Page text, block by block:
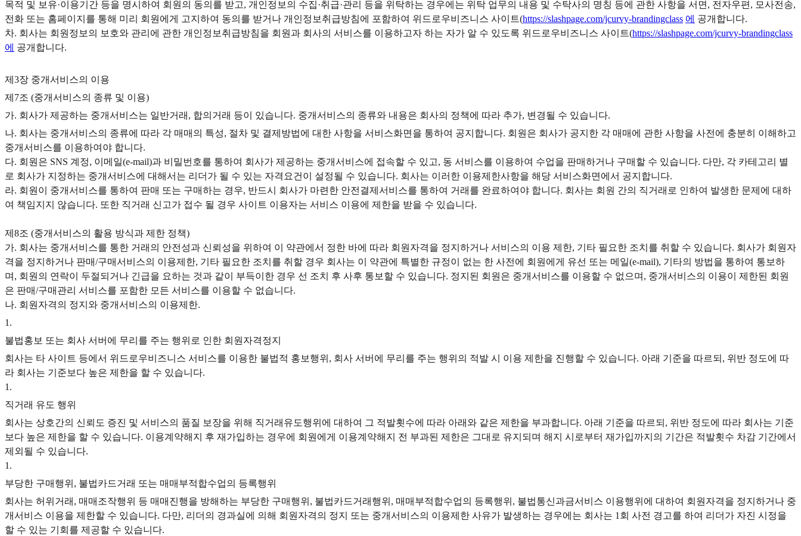
목적 및 보유·이용기간 등을 명시하여 회원의 동의를 받고, 개인정보의 수집·취급·관리 등을 위탁하는 경우에는 위탁 업무의 내용 및 수탁사의 명칭 등에 관한 사항을 서면, 전자우편, 모사전송,
전화 또는 홈페이지를 통해 미리 회원에게 고지하여 동의를 받거나 개인정보취급방침에 포함하여 위드로우비즈니스 사이트(https://slashpage.com/jcurvy-brandingclass 에 공개합니다.
차. 회사는 회원정보의 보호와 관리에 관한 개인정보취급방침을 회원과 회사의 서비스를 이용하고자 하는 자가 알 수 있도록 위드로우비즈니스 사이트(https://slashpage.com/jcurvy-brandingclass
에 공개합니다.
제3장 중개서비스의 이용
제7조 (중개서비스의 종류 및 이용)
가. 회사가 제공하는 중개서비스는 일반거래, 합의거래 등이 있습니다. 중개서비스의 종류와 내용은 회사의 정책에 따라 추가, 변경될 수 있습니다.
나. 회사는 중개서비스의 종류에 따라 각 매매의 특성, 절차 및 결제방법에 대한 사항을 서비스화면을 통하여 공지합니다. 회원은 회사가 공지한 각 매매에 관한 사항을 사전에 충분히 이해하고
중개서비스를 이용하여야 합니다.
다. 회원은 SNS 계정, 이메일(e-mail)과 비밀번호를 통하여 회사가 제공하는 중개서비스에 접속할 수 있고, 동 서비스를 이용하여 수업을 판매하거나 구매할 수 있습니다. 다만, 각 카테고리 별
로 회사가 지정하는 중개서비스에 대해서는 리더가 될 수 있는 자격요건이 설정될 수 있습니다. 회사는 이러한 이용제한사항을 해당 서비스화면에서 공지합니다.
라. 회원이 중개서비스를 통하여 판매 또는 구매하는 경우, 반드시 회사가 마련한 안전결제서비스를 통하여 거래를 완료하여야 합니다. 회사는 회원 간의 직거래로 인하여 발생한 문제에 대하
여 책임지지 않습니다. 또한 직거래 신고가 접수 될 경우 사이트 이용자는 서비스 이용에 제한을 받을 수 있습니다.
제8조 (중개서비스의 활용 방식과 제한 정책)
가. 회사는 중개서비스를 통한 거래의 안전성과 신뢰성을 위하여 이 약관에서 정한 바에 따라 회원자격을 정지하거나 서비스의 이용 제한, 기타 필요한 조치를 취할 수 있습니다. 회사가 회원자
격을 정지하거나 판매/구매서비스의 이용제한, 기타 필요한 조치를 취할 경우 회사는 이 약관에 특별한 규정이 없는 한 사전에 회원에게 유선 또는 메일(e-mail), 기타의 방법을 통하여 통보하
며, 회원의 연락이 두절되거나 긴급을 요하는 것과 같이 부득이한 경우 선 조치 후 사후 통보할 수 있습니다. 정지된 회원은 중개서비스를 이용할 수 없으며, 중개서비스의 이용이 제한된 회원
은 판매/구매관리 서비스를 포함한 모든 서비스를 이용할 수 없습니다.
나. 회원자격의 정지와 중개서비스의 이용제한.
1 .
불법홍보 또는 회사 서버에 무리를 주는 행위로 인한 회원자격정지
회사는 타 사이트 등에서 위드로우비즈니스 서비스를 이용한 불법적 홍보행위, 회사 서버에 무리를 주는 행위의 적발 시 이용 제한을 진행할 수 있습니다. 아래 기준을 따르되, 위반 정도에 따
라 회사는 기준보다 높은 제한을 할 수 있습니다.
1 .
직거래 유도 행위
회사는 상호간의 신뢰도 증진 및 서비스의 품질 보장을 위해 직거래유도행위에 대하여 그 적발횟수에 따라 아래와 같은 제한을 부과합니다. 아래 기준을 따르되, 위반 정도에 따라 회사는 기준
보다 높은 제한을 할 수 있습니다. 이용계약해지 후 재가입하는 경우에 회원에게 이용계약해지 전 부과된 제한은 그대로 유지되며 해지 시로부터 재가입까지의 기간은 적발횟수 차감 기간에서
제외될 수 있습니다.
1 .
부당한 구매행위, 불법카드거래 또는 매매부적합수업의 등록행위
회사는 허위거래, 매매조작행위 등 매매진행을 방해하는 부당한 구매행위, 불법카드거래행위, 매매부적합수업의 등록행위, 불법통신과금서비스 이용행위에 대하여 회원자격을 정지하거나 중
개서비스 이용을 제한할 수 있습니다. 다만, 리더의 경과실에 의해 회원자격의 정지 또는 중개서비스의 이용제한 사유가 발생하는 경우에는 회사는 1회 사전 경고를 하여 리더가 자진 시정을
할 수 있는 기회를 제공할 수 있습니다.